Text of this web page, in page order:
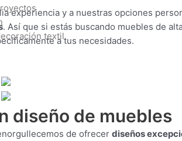
textil
experiencia y a nuestras opciones
. Así que si estás buscando muebles de
a tus necesidades.
diseño de muebles
de ofrecer diseños